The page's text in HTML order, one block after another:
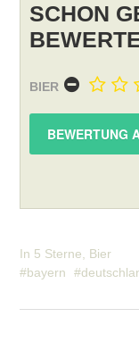
SCHON
BIER
In 5 Sterne
Bier
bayern